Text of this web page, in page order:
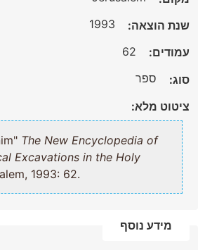
שנת הוצאה: 1993
עמודים: 62
סוג: ספר
ציטוט מלא:
"Anim" The New Encyclopedia of
Excavations in the Holy
1993: 62.
מידע נוסף